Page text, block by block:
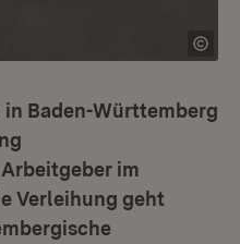
Baden-Württemberg
im
Verleihung geht